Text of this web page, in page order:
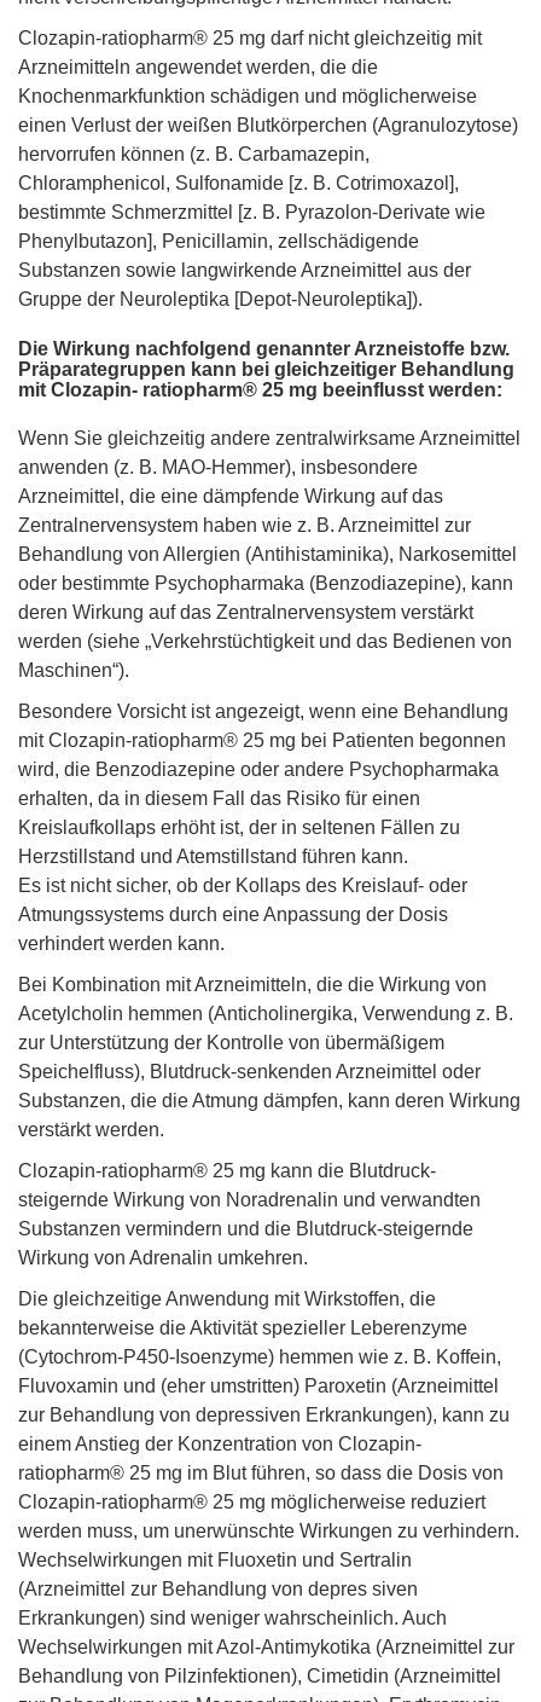
Clozapin-ratiopharm® 25 mg darf nicht gleichzeitig mit
Arzneimitteln angewendet werden, die die
Knochenmarkfunktion schädigen und möglicherweise
einen Verlust der weißen Blutkörperchen (Agranulozytose)
hervorrufen können (z. B. Carbamazepin,
Chloramphenicol, Sulfonamide [z. B. Cotrimoxazol],
bestimmte Schmerzmittel [z. B. Pyrazolon-Derivate wie
Phenylbutazon], Penicillamin, zellschädigende
Substanzen sowie langwirkende Arzneimittel aus der
Gruppe der Neuroleptika [Depot-Neuroleptika]).
Die Wirkung nachfolgend genannter Arzneistoffe bzw.
Präparategruppen kann bei gleichzeitiger Behandlung
mit Clozapin- ratiopharm® 25 mg beeinflusst werden:
Wenn Sie gleichzeitig andere zentralwirksame Arzneimittel
anwenden (z. B. MAO-Hemmer), insbesondere
Arzneimittel, die eine dämpfende Wirkung auf das
Zentralnervensystem haben wie z. B. Arzneimittel zur
Behandlung von Allergien (Antihistaminika), Narkosemittel
oder bestimmte Psychopharmaka (Benzodiazepine), kann
deren Wirkung auf das Zentralnervensystem verstärkt
werden (siehe „Verkehrstüchtigkeit und das Bedienen von
Maschinen“).
Besondere Vorsicht ist angezeigt, wenn eine Behandlung
mit Clozapin-ratiopharm® 25 mg bei Patienten begonnen
wird, die Benzodiazepine oder andere Psychopharmaka
erhalten, da in diesem Fall das Risiko für einen
Kreislaufkollaps erhöht ist, der in seltenen Fällen zu
Herzstillstand und Atemstillstand führen kann.
Es ist nicht sicher, ob der Kollaps des Kreislauf- oder
Atmungssystems durch eine Anpassung der Dosis
verhindert werden kann.
Bei Kombination mit Arzneimitteln, die die Wirkung von
Acetylcholin hemmen (Anticholinergika, Verwendung z. B.
zur Unterstützung der Kontrolle von übermäßigem
Speichelfluss), Blutdruck-senkenden Arzneimittel oder
Substanzen, die die Atmung dämpfen, kann deren Wirkung
verstärkt werden.
Clozapin-ratiopharm® 25 mg kann die Blutdruck-
steigernde Wirkung von Noradrenalin und verwandten
Substanzen vermindern und die Blutdruck-steigernde
Wirkung von Adrenalin umkehren.
Die gleichzeitige Anwendung mit Wirkstoffen, die
bekannterweise die Aktivität spezieller Leberenzyme
(Cytochrom-P450-Isoenzyme) hemmen wie z. B. Koffein,
Fluvoxamin und (eher umstritten) Paroxetin (Arzneimittel
zur Behandlung von depressiven Erkrankungen), kann zu
einem Anstieg der Konzentration von Clozapin-
ratiopharm® 25 mg im Blut führen, so dass die Dosis von
Clozapin-ratiopharm® 25 mg möglicherweise reduziert
werden muss, um unerwünschte Wirkungen zu verhindern.
Wechselwirkungen mit Fluoxetin und Sertralin
(Arzneimittel zur Behandlung von depres siven
Erkrankungen) sind weniger wahrscheinlich. Auch
Wechselwirkungen mit Azol-Antimykotika (Arzneimittel zur
Behandlung von Pilzinfektionen), Cimetidin (Arzneimittel